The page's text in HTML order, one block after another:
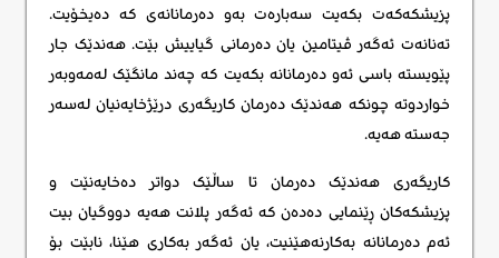
پزیشکەکەت بکەیت سەبارەت بەو دەرمانانەی کە دەیخۆیت.
تەنانەت ئەگەر ڤیتامین یان دەرمانی گیاییش بێت. هەندێک جار
پێویستە باسی ئەو دەرمانانە بکەیت کە چەند مانگێک لەمەوبەر
خواردوتە چونکە هەندێک دەرمان کاریگەری درێژخایەنیان لەسەر
جەستە هەیە.
کاریگەری هەندێک دەرمان تا ساڵێک دواتر دەخایەنێت و
پزیشکەکان ڕێنمایی دەدەن کە ئەگەر پلانت هەیە دووگیان بیت
ئەم دەرمانانە بەکارنەهێنیت، یان ئەگەر بەکاری هێنا، نابێت بۆ